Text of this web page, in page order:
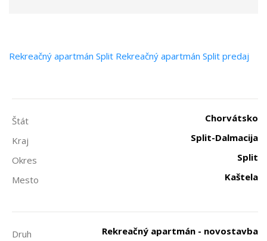
Rekreačný apartmán Split Rekreačný apartmán Split predaj
Štát
Chorvátsko
Kraj
Split-Dalmacija
Okres
Split
Mesto
Kaštela
Druh
Rekreačný apartmán - novostavba